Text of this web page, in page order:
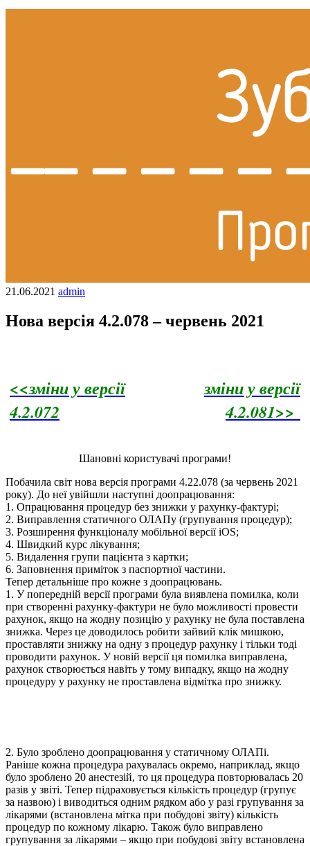
21.06.2021 admin
Нова версія 4.2.078 – червень 2021
<<зміни у версії
4.2.072
зміни у версії
4.2.081>>
Шановні користувачі програми!
Побачила світ нова версія програми 4.22.078 (за червень 2021
року). До неї увійшли наступні доопрацювання:
1. Опрацювання процедур без знижки у рахунку-фактурі;
2. Виправлення статичного ОЛАПу (групування процедур);
3. Розширення функціоналу мобільної версії iOS;
4. Швидкий курс лікування;
5. Видалення групи пацієнта з картки;
6. Заповнення приміток з паспортної частини.
Тепер детальніше про кожне з доопрацювань.
1. У попередній версії програми була виявлена помилка, коли
при створенні рахунку-фактури не було можливості провести
рахунок, якщо на жодну позицію у рахунку не була поставлена
знижка. Через це доводилось робити зайвий клік мишкою,
проставляти знижку на одну з процедур рахунку і тільки тоді
проводити рахунок. У новій версії ця помилка виправлена,
рахунок створюється навіть у тому випадку, якщо на жодну
процедуру у рахунку не проставлена відмітка про знижку.
2. Було зроблено доопрацювання у статичному ОЛАПі.
Раніше кожна процедура рахувалась окремо, наприклад, якщо
було зроблено 20 анестезій, то ця процедура повторювалась 20
разів у звіті. Тепер підраховується кількість процедур (групує
за назвою) і виводиться одним рядком або у разі групування за
лікарями (встановлена мітка при побудові звіту) кількість
процедур по кожному лікарю. Також було виправлено
групування за лікарями – якщо при побудові звіту встановлена